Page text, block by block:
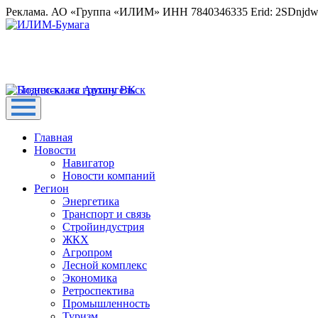
Реклама. АО «Группа «ИЛИМ» ИНН 7840346335 Erid:
Главная
Новости
Навигатор
Новости компаний
Регион
Энергетика
Транспорт и связь
Стройиндустрия
ЖКХ
Агропром
Лесной комплекс
Экономика
Ретроспектива
Промышленность